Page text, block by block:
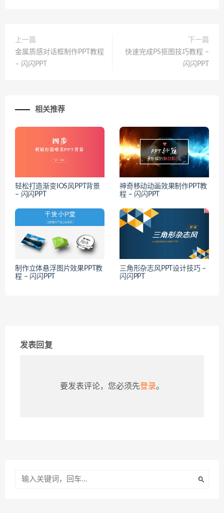
上一篇
金属质感对话框制作PPT教程
– 闪闪PPT
下一篇
快速完成PS抠图技巧教程 –
闪闪PPT
相关推荐
轻松打造渐变IOS风PPT背景
– 闪闪PPT
神奇移动动画效果制作PPT教
程 – 闪闪PPT
制作立体悬浮图片效果PPT教
程 – 闪闪PPT
三角形杂志风PPT设计技巧 –
闪闪PPT
发表回复
要发表评论，您必须先登录。